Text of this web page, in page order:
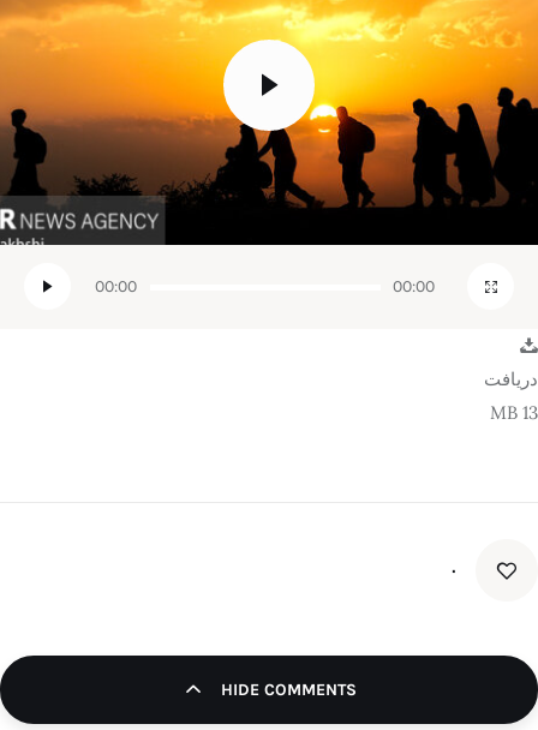
تک کده
پایگاه خبری آبان
خرید موتور ایمپلنت
00:00 00:00
دریافت
13 MB
۰
HIDE COMMENTS